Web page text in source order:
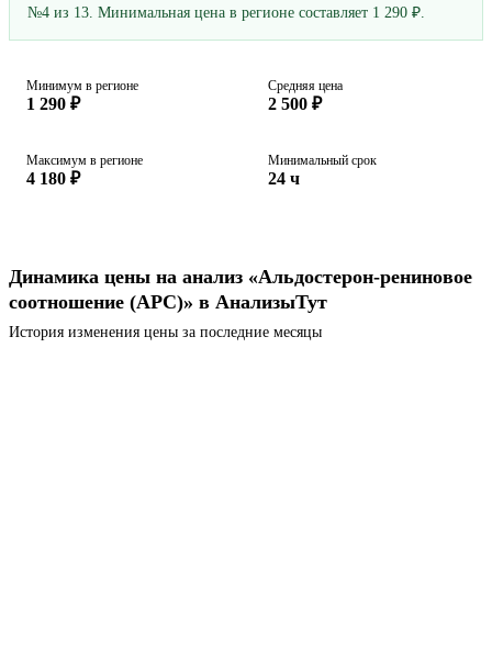
№4 из 13. Минимальная цена в регионе составляет 1 290 ₽.
Минимум в регионе
1 290 ₽
Средняя цена
2 500 ₽
Максимум в регионе
4 180 ₽
Минимальный срок
24 ч
Динамика цены на анализ «Альдостерон-рениновое
соотношение (АРС)» в АнализыТут
История изменения цены за последние месяцы